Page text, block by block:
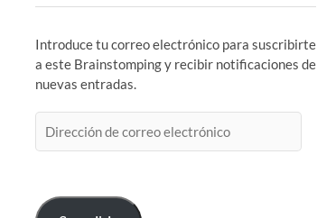
Introduce tu correo electrónico para suscribirte
a este Brainstomping y recibir notificaciones de
nuevas entradas.
de